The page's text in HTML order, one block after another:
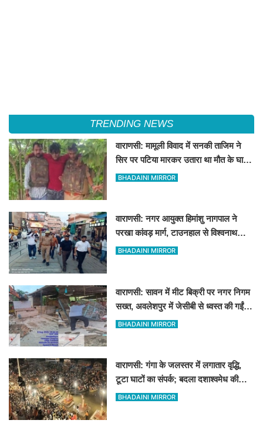
TRENDING NEWS
वाराणसी: मामूली विवाद में सनकी ताजिम ने
सिर पर पटिया मारकर उतारा था मौत के घाट,
पत्नी रहती है मायके, जानें पूरा घटनाक्रम
BHADAINI MIRROR
वाराणसी: नगर आयुक्त हिमांशु नागपाल ने
परखा कांवड़ मार्ग, टाउनहाल से विश्वनाथ
मंदिर तक किया पैदल और गोल्फ कार्ट से
BHADAINI MIRROR
वाराणसी: सावन में मीट बिक्री पर नगर निगम
सख्त, अवलेशपुर में जेसीबी से ध्वस्त की गईं
12 दुकानें
BHADAINI MIRROR
वाराणसी: गंगा के जलस्तर में लगातार वृद्धि,
टूटा घाटों का संपर्क; बदला दशाश्वमेध की
विश्वप्रसिद्ध महाआरती का स्थान
BHADAINI MIRROR